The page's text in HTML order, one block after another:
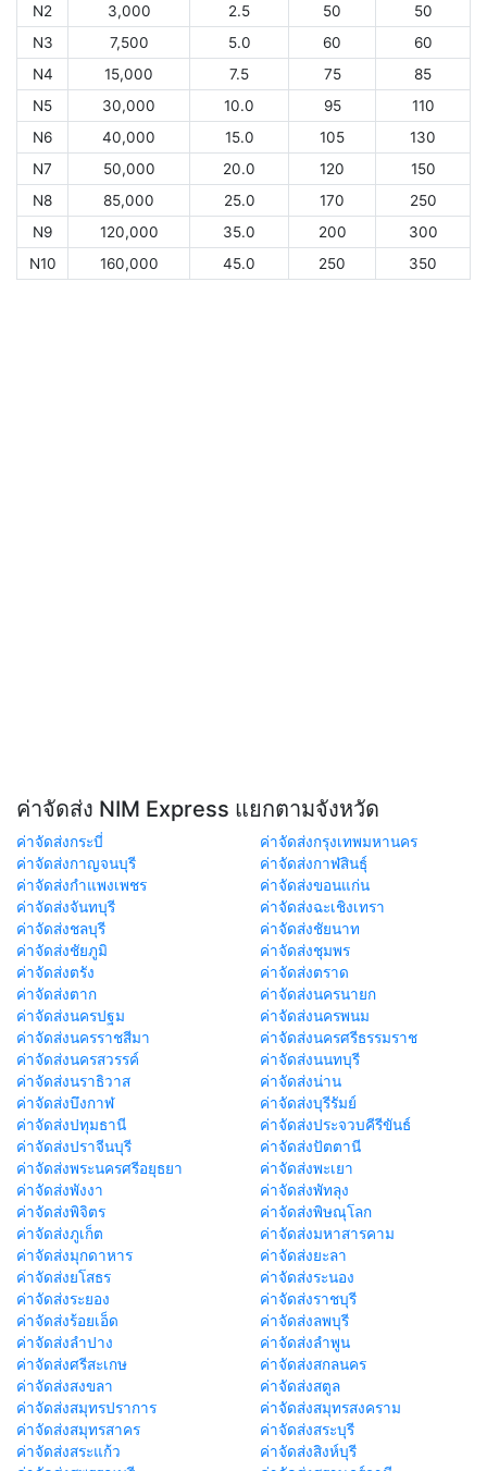
N2
3,000 2.5 50
50
N3
7,500 5.0 60
60
N4
15,000 7.5 75
85
N5
30,000 10.0 95
110
N6
40,000 15.0 105
130
N7
50,000 20.0 120
150
N8
85,000 25.0 170
250
N9
120,000 35.0 200
300
N10
160,000 45.0 250 350
ค่าจัดส่ง NIM Express แยกตามจังหวัด
ค่าจัดส่งกระบี่
ค่าจัดส่งกรุงเทพมหานคร
ค่าจัดส่งกาญจนบุรี
ค่าจัดส่งกาฬสินธุ์
ค่าจัดส่งกำแพงเพชร
ค่าจัดส่งขอนแก่น
ค่าจัดส่งจันทบุรี
ค่าจัดส่งฉะเชิงเทรา
ค่าจัดส่งชลบุรี
ค่าจัดส่งชัยนาท
ค่าจัดส่งชัยภูมิ
ค่าจัดส่งชุมพร
ค่าจัดส่งตรัง
ค่าจัดส่งตราด
ค่าจัดส่งตาก
ค่าจัดส่งนครนายก
ค่าจัดส่งนครปฐม
ค่าจัดส่งนครพนม
ค่าจัดส่งนครราชสีมา
ค่าจัดส่งนครศรีธรรมราช
ค่าจัดส่งนครสวรรค์
ค่าจัดส่งนนทบุรี
ค่าจัดส่งนราธิวาส
ค่าจัดส่งน่าน
ค่าจัดส่งบึงกาฬ
ค่าจัดส่งบุรีรัมย์
ค่าจัดส่งปทุมธานี
ค่าจัดส่งประจวบคีรีขันธ์
ค่าจัดส่งปราจีนบุรี
ค่าจัดส่งปัตตานี
ค่าจัดส่งพระนครศรีอยุธยา
ค่าจัดส่งพะเยา
ค่าจัดส่งพังงา
ค่าจัดส่งพัทลุง
ค่าจัดส่งพิจิตร
ค่าจัดส่งพิษณุโลก
ค่าจัดส่งภูเก็ต
ค่าจัดส่งมหาสารคาม
ค่าจัดส่งมุกดาหาร
ค่าจัดส่งยะลา
ค่าจัดส่งยโสธร
ค่าจัดส่งระนอง
ค่าจัดส่งระยอง
ค่าจัดส่งราชบุรี
ค่าจัดส่งร้อยเอ็ด
ค่าจัดส่งลพบุรี
ค่าจัดส่งลำปาง
ค่าจัดส่งลำพูน
ค่าจัดส่งศรีสะเกษ
ค่าจัดส่งสกลนคร
ค่าจัดส่งสงขลา
ค่าจัดส่งสตูล
ค่าจัดส่งสมุทรปราการ
ค่าจัดส่งสมุทรสงคราม
ค่าจัดส่งสมุทรสาคร
ค่าจัดส่งสระบุรี
ค่าจัดส่งสระแก้ว
ค่าจัดส่งสิงห์บุรี